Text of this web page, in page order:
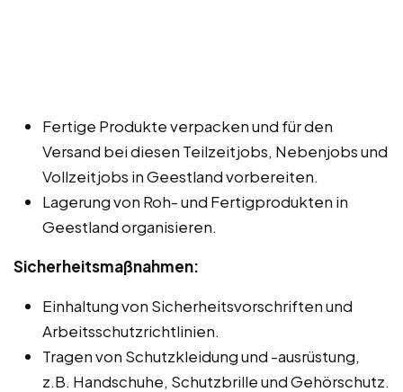
Fertige Produkte verpacken und für den
Versand bei diesen Teilzeitjobs, Nebenjobs und
Vollzeitjobs in Geestland vorbereiten.
Lagerung von Roh- und Fertigprodukten in
Geestland organisieren.
Sicherheitsmaßnahmen:
Einhaltung von Sicherheitsvorschriften und
Arbeitsschutzrichtlinien.
Tragen von Schutzkleidung und -ausrüstung,
z.B. Handschuhe, Schutzbrille und Gehörschutz.